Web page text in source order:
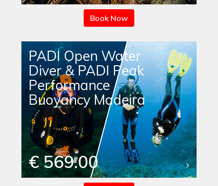
Book Now
PADI Open Water
Diver & PADI Peak
Performance
Buoyancy Madeira
€ 569.00